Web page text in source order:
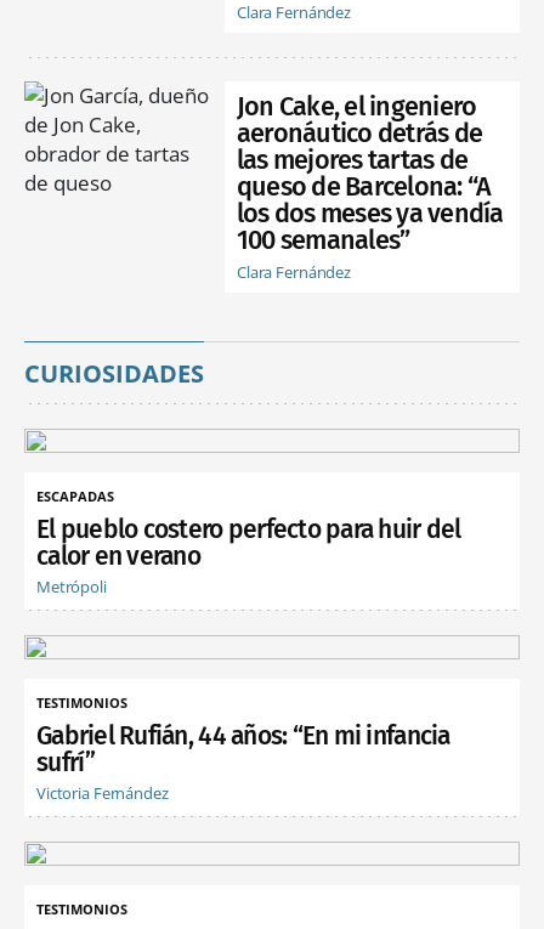
Clara Fernández
Jon Cake, el ingeniero
aeronáutico detrás de
las mejores tartas de
queso de Barcelona: “A
los dos meses ya vendía
100 semanales”
Clara Fernández
CURIOSIDADES
ESCAPADAS
El pueblo costero perfecto para huir del
calor en verano
Metrópoli
TESTIMONIOS
Gabriel Rufián, 44 años: “En mi infancia
sufrí”
Victoria Fernández
TESTIMONIOS